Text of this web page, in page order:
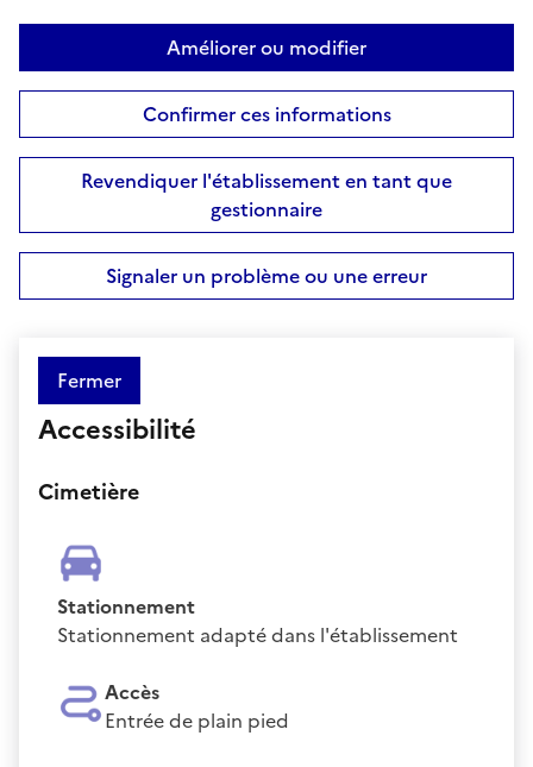
Améliorer ou modifier
Confirmer ces informations
Revendiquer l'établissement en tant que
gestionnaire
Signaler un problème ou une erreur
Fermer
Accessibilité
Cimetière
Stationnement
Stationnement adapté dans l'établissement
Accès
Entrée de plain pied